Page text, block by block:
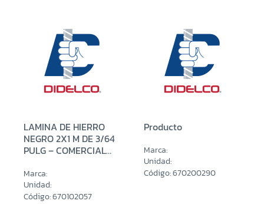
LAMINA DE HIERRO
NEGRO 2X1 M DE 3/64
PULG – COMERCIAL
Marca:
Unidad:
Código: 670102057
Producto
Marca:
Unidad:
Código: 670200290